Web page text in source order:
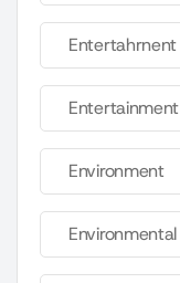
Entertahrnent
Entertainment
Environment
Environmental